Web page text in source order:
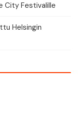
City Festivalille
Helsingin